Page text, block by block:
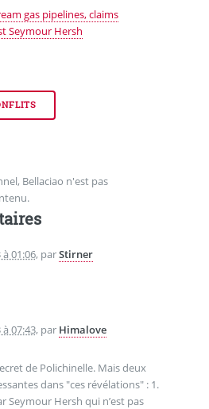
gas pipelines, claims
Seymour Hersh
Bellaciao n'est pas
01:06, parStirner
07:43, par Himalove
de Polichinelle. Mais deux
dans "ces révélations" : 1.
Seymour Hersh qui n’est pas